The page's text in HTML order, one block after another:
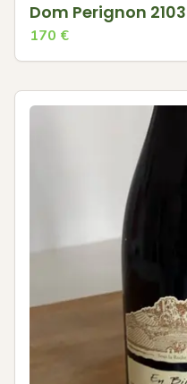
Dom Perignon 2103
170 €